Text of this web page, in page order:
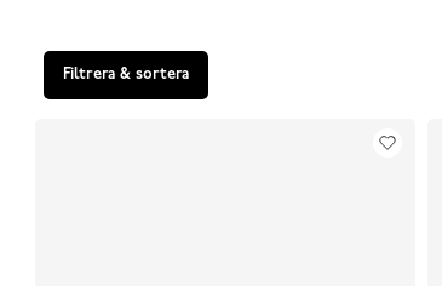
Filtrera & sortera